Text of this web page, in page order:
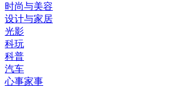
时尚与美容
设计与家居
光影
科玩
科普
汽车
心事家事